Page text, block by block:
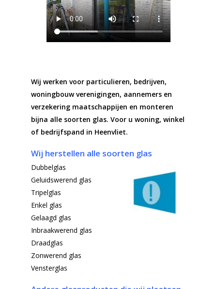
Wij werken voor particulieren, bedrijven,
woningbouw verenigingen, aannemers en
verzekering maatschappijen en monteren
bijna alle soorten glas. Voor u woning, winkel
of bedrijfspand in Heenvliet.
Wij herstellen alle soorten glas
Dubbelglas
Geluidswerend glas
Tripelglas
Enkel glas
Gelaagd glas
Inbraakwerend glas
Draadglas
Zonwerend glas
Vensterglas